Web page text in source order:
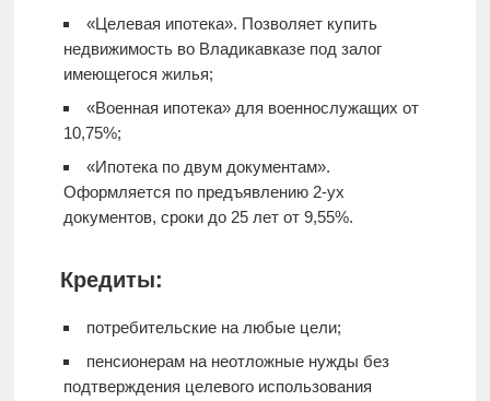
«Целевая ипотека». Позволяет купить
недвижимость во Владикавказе под залог
имеющегося жилья;
«Военная ипотека» для военнослужащих от
10,75%;
«Ипотека по двум документам».
Оформляется по предъявлению 2-ух
документов, сроки до 25 лет от 9,55%.
Кредиты:
потребительские на любые цели;
пенсионерам на неотложные нужды без
подтверждения целевого использования